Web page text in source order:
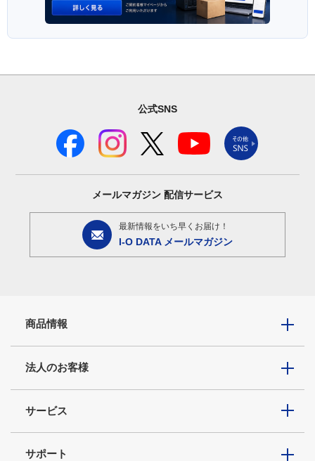
公式SNS
メールマガジン 配信サービス
最新情報をいち早くお届け！
I-O DATA メールマガジン
商品情報
法人のお客様
サービス
サポート